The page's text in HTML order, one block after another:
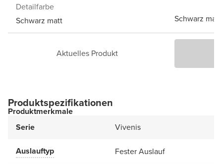
Detailfarbe
Schwarz matt
Schwarz matt
Aktuelles Produkt
Produktspezifikationen
Produktmerkmale
Serie
Vivenis
Auslauftyp Fester Auslauf